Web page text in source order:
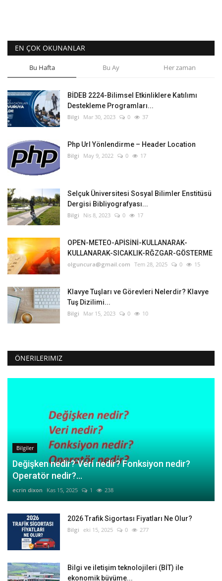
EN ÇOK OKUNANLAR
Bu Hafta Bu Ay Her zaman
BİDEB 2224-Bilimsel Etkinliklere Katılımı
Destekleme Programları...
Bilgi Mar 30, 2023 0 37
Php Url Yönlendirme – Header Location
Bilgi May 9, 2022 0 17
Selçuk Üniversitesi Sosyal Bilimler Enstitüsü
Dergisi Bibliyografyası...
Bilgi Nis 8, 2023 0 17
OPEN-METEO-APİSİNİ-KULLANARAK-
KULLANARAK-SICAKLIK-RĞZGAR-GÖSTERME
olguncura@gmail.com Tem 28, 2025 0 15
Klavye Tuşları ve Görevleri Nelerdir? Klavye
Tuş Dizilimi...
Bilgi Mar 15, 2023 0 10
ÖNERILERIMIZ
Bilgiler
Değişken nedir? Veri nedir? Fonksiyon nedir?
Operatör nedir?...
ecrin dixon Kas 15, 2025 1 238
2026 Trafik Sigortası Fiyatları Ne Olur?
Bilgi eki 15, 2025 0 277
Bilgi ve iletişim teknolojileri (BİT) ile
ekonomik büyüme...